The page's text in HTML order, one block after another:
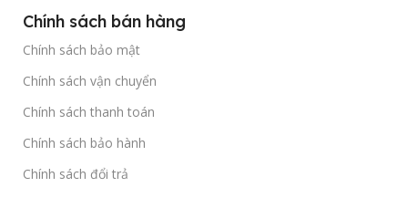
Chính sách bán hàng
Chính sách bảo mật
Chính sách vận chuyển
Chính sách thanh toán
Chính sách bảo hành
Chính sách đổi trả